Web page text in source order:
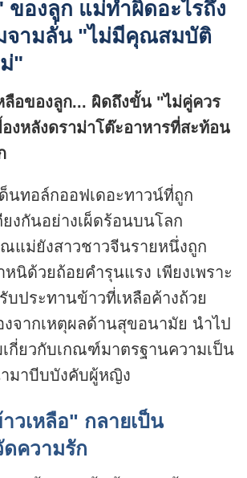
ของลูก แม่ทำผิดอะไรถึง
จามลั่น "ไม่มีคุณสมบัติ
"
ลือของลูก... ผิดถึงขั้น "ไม่คู่ควร
งหลังดราม่าโต๊ะอาหารที่สะท้อน
นทอล์กออฟเดอะทาวน์ที่ถูก
งกันอย่างเผ็ดร้อนบนโลก
แม่ยังสาวชาวจีนรายหนึ่งถูก
นิด้วยถ้อยคำรุนแรง เพียงเพราะ
บประทานข้าวที่เหลือค้างถ้วย
จากเหตุผลด้านสุขอนามัย นำไป
เกี่ยวกับเกณฑ์มาตรฐานความเป็น
มาบีบบังคับผู้หญิง
วเหลือ" กลายเป็น
ความรัก